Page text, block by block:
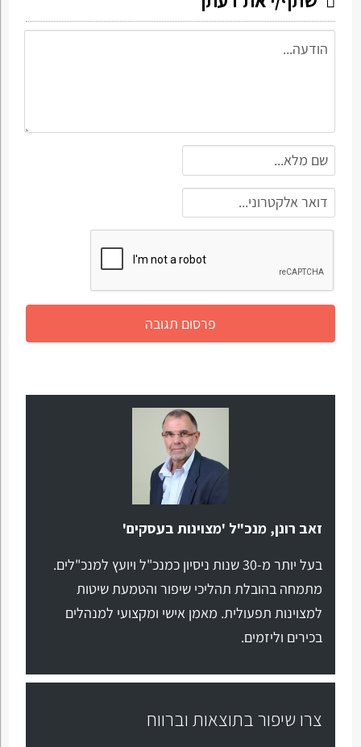
זאב רונן, מנכ"ל 'מצוינות בעסקים'
בעל יותר מ-30 שנות ניסיון כמנכ"ל ויועץ למנכ"לים.
מתמחה בהובלת תהליכי שיפור והטמעת שיטות
למצוינות תפעולית. מאמן אישי ומקצועי למנהלים
בכירים וליזמים.
צרו שיפור בתוצאות וברווח